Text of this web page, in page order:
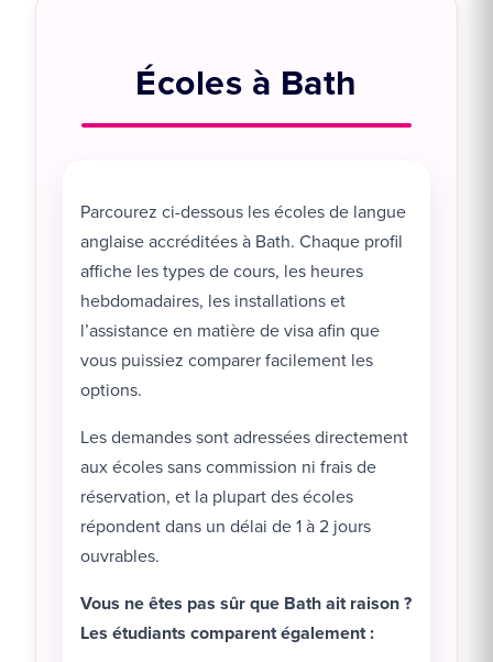
Écoles à Bath
Parcourez ci-dessous les écoles de langue
anglaise accréditées à Bath. Chaque profil
affiche les types de cours, les heures
hebdomadaires, les installations et
l’assistance en matière de visa afin que
vous puissiez comparer facilement les
options.
Les demandes sont adressées directement
aux écoles sans commission ni frais de
réservation, et la plupart des écoles
répondent dans un délai de 1 à 2 jours
ouvrables.
Vous ne êtes pas sûr que Bath ait raison ?
Les étudiants comparent également :